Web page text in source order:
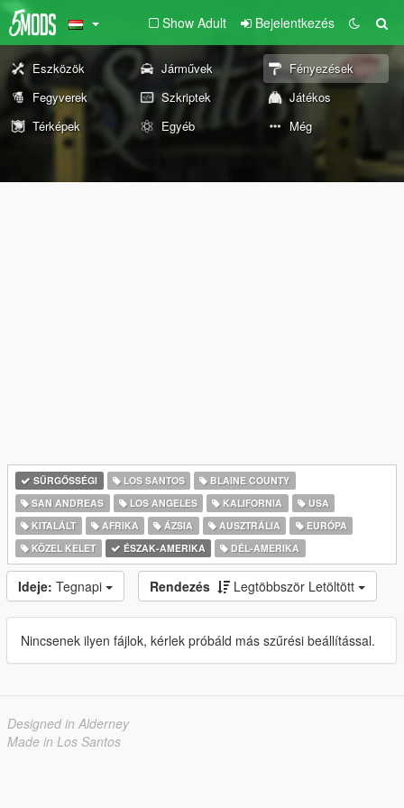
Show Adult Bejelentkezés
Eszközök Járművek
Fényezések
Fegyverek
Szkriptek
Játékos
Térképek
Egyéb Még
SŰRGŐSSÉGI LOS SANTOS
BLAINE COUNTY
SAN ANDREAS
LOS ANGELES KALIFORNIA
USA
KITALÁLT
AFRIKA ÁZSIA AUSZTRÁLIA
EURÓPA
KÖZEL KELET
ÉSZAK-AMERIKA DÉL-AMERIKA
Ideje: Tegnapi Rendezés Legtöbbször Letöltött
Nincsenek ilyen fájlok, kérlek próbáld más szűrési beállítással.
Designed in Alderney
Made in Los Santos